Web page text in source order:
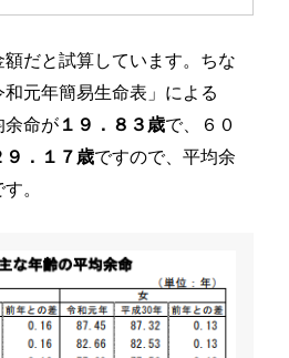
だと試算しています。ちな
元年簡易生命表」による
余命が１９．８３歳で、６０
９．１７歳ですので、平均余
。